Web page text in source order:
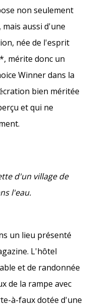
non seulement
aussi d'une
née de l'esprit
mérite donc un
Winner dans la
bien méritée
et qui ne
d'un village de
l'eau.
un lieu présenté
L'hôtel
et de randonnée
de la rampe avec
à-faux dotée d'une